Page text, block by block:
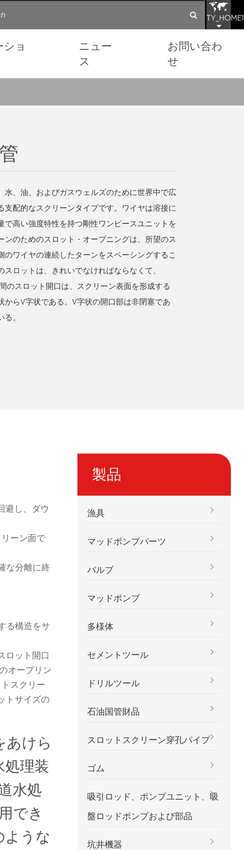
ョ
ニュー
ス
お問い合わ
せ
水、油、およびガスウェルズのために世界中で広
支配的なスクリーンタイプです。ワイヤは溶接に
で高い強度特性を持つ剛性ワンピースユニットを
ンのためのスロット・オープニングは、所望のス
のワイヤの連続したターンをスペーシングするこ
ロットは、きれいでなければならなくて、
のスロット開口は、スクリーン表面を形成する
からV字状である。V字状の開口部は非閉塞であ
。
避し、ダウ
ーン面で
な分離に終
る構造をサ
ロット開口
オープリン
スクリー
トサイズの
あけら
理装
水処
でき
ような
製品
漁具
マッドポンプパーツ
バルブ
マッドポンプ
多様体
セメントツール
ドリルツール
石油国管財品
スロットスクリーン穿孔パイプ
ゴム
吸引ロッド、ポンプユニット、吸
盤ロッドポンプおよび部品
坑井機器